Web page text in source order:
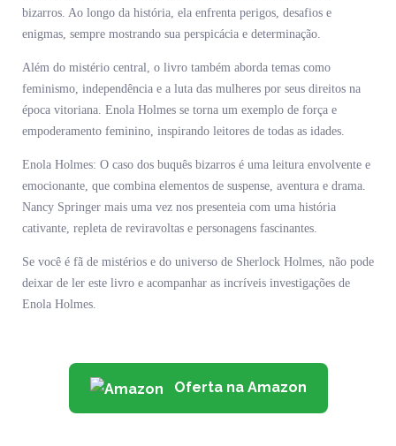
bizarros. Ao longo da história, ela enfrenta perigos, desafios e
enigmas, sempre mostrando sua perspicácia e determinação.
Além do mistério central, o livro também aborda temas como
feminismo, independência e a luta das mulheres por seus direitos na
época vitoriana. Enola Holmes se torna um exemplo de força e
empoderamento feminino, inspirando leitores de todas as idades.
Enola Holmes: O caso dos buquês bizarros é uma leitura envolvente e
emocionante, que combina elementos de suspense, aventura e drama.
Nancy Springer mais uma vez nos presenteia com uma história
cativante, repleta de reviravoltas e personagens fascinantes.
Se você é fã de mistérios e do universo de Sherlock Holmes, não pode
deixar de ler este livro e acompanhar as incríveis investigações de
Enola Holmes.
Oferta na Amazon